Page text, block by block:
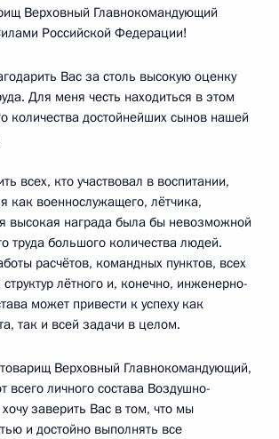
Верховный Главнокомандующий
Российской Федерации!
Вас за столь высокую оценку
Для меня честь находиться в этом
количества достойнейших сынов нашей
всех, кто участвовал в воспитании,
как военнослужащего, лётчика,
высокая награда была бы невозможной
труда большого количества людей.
расчётов, командных пунктов, всех
лётного и, конечно, инженерно-
может привести к успеху как
так и всей задачи в целом.
Верховный Главнокомандующий,
всего личного состава Воздушно-
заверить Вас в том, что мы
и достойно выполнять все